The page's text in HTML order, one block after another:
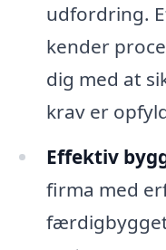
udfordring.
kender
dig med at
krav er
Effektiv
firma med